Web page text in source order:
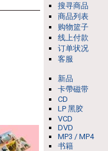
搜寻商品
商品列表
购物篮子
线上付款
订单状况
客服
新品
卡帶磁带
CD
LP 黑胶
VCD
DVD
MP3 / MP4
书籍